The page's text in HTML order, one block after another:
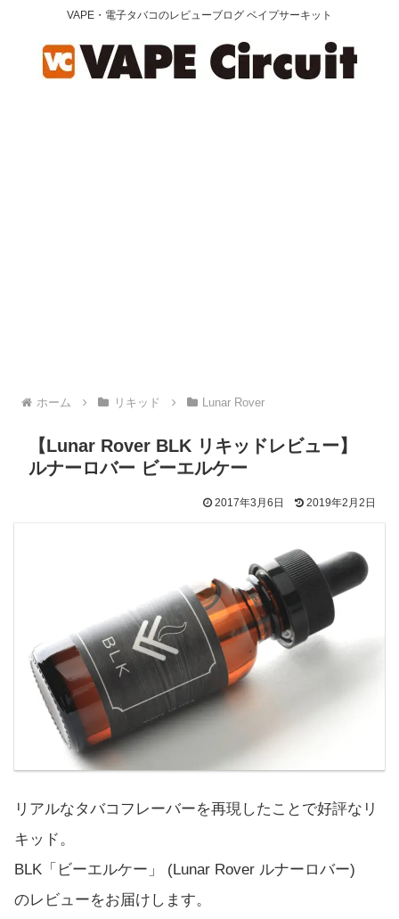
VAPE・電子タバコのレビューブログ ベイプサーキット
ホーム リキッド Lunar Rover
【Lunar Rover BLK リキッドレビュー】
ルナーロバー ビーエルケー
2017年3月6日 2019年2月2日
リアルなタバコフレーバーを再現したことで好評なリ
キッド。
BLK「ビーエルケー」 (Lunar Rover ルナーロバー)
のレビューをお届けします。